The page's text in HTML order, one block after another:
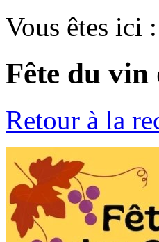
Vous êtes ici :
Fête du vin
Retour à la